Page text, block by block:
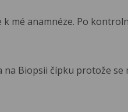
mé anamnéze. Po
Biopsii čípku protože se